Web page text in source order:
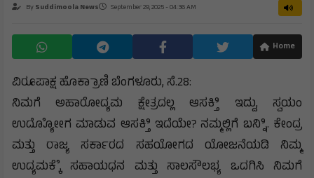
BySuddimoola News September 29, 2025 - 04:36 AM
Home
ವಿರೂಪಾಕ್ಷ ಹೊಕ್ರಾಾಣಿ ಬೆಂಗಳೂರು, ಸೆ.28:
ನಿಮಗೆ ಅಹಾರೋದ್ಯಮ ಕ್ಷೇತ್ರದಲ್ಲ ಆಸಕ್ತಿಿ ಇದ್ದು, ಸ್ವಯಂ
ಉದ್ಯೋೋಗ ಮಾಡುವ ಆಸಕ್ತಿಿ ಇದೆಯೇ? ನಮ್ಮಲ್ಲಿಗೆ ಬನ್ನಿಿ. ಕೇಂದ್ರ
ಮತ್ತು ರಾಜ್ಯ ಸರ್ಕಾರದ ಸಹಯೋಗದ ಯೋಜನೆಯಡಿ ನಿಮ್ಮ
ಉದ್ಯಮಕ್ಕೆೆ ಸಹಾಯಧನ ಮತ್ತು ಸಾಲಸೌಲಭ್ಯ ಒದಗಿಸಿ ನಿಮಗೆ